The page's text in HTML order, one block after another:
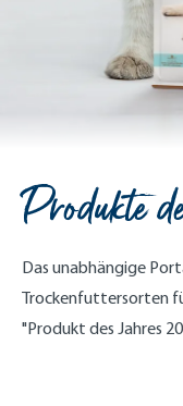
Produkte
Das unabhängige
Trockenfuttersorten
"Produkt des Jahres